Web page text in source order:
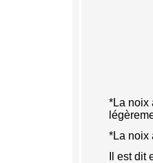
*La noix
*La noix
Il est dit